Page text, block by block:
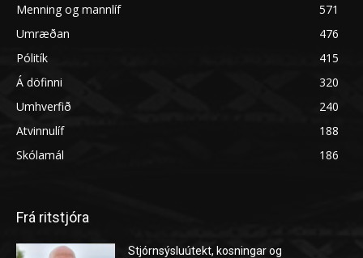
Menning og mannlíf
571
Umræðan
476
Pólitík
415
Á döfinni
320
Umhverfið
240
Atvinnulíf
188
Skólamál
186
Frá ritstjóra
Stjórnsýsluútekt, kosningar og